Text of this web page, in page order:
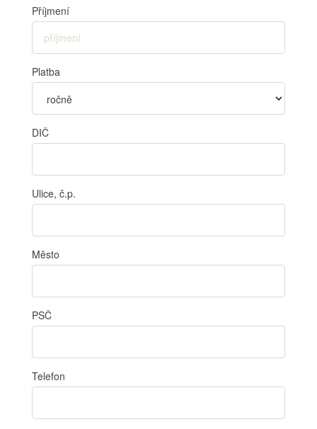
Příjmení
Platba
DIČ
Ulice, č.p.
Město
PSČ
Telefon